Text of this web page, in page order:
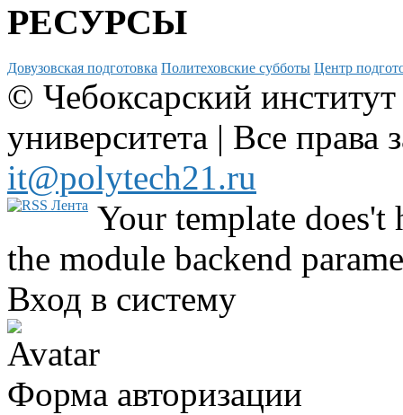
РЕСУРСЫ
Довузовская подготовка Политеховские субботы Центр
© Чебоксарский
университета | Все
it@polytech21.ru
Your template
the module backend
Вход в систему
Форма авторизации